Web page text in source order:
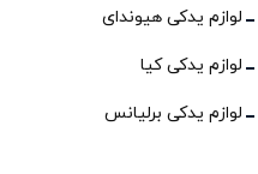
لوازم یدکی هیوندای
لوازم یدکی کیا
لوازم یدکی برلیانس